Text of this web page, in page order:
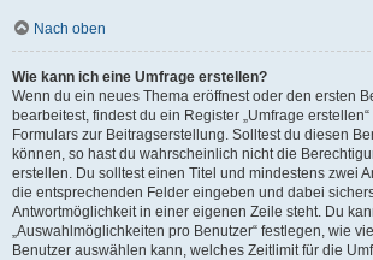
Nach oben
Wie kann ich eine Umfrage erstellen?
Wenn du ein neues Thema eröffnest oder den ersten
bearbeitest, findest du ein Register „Umfrage
Formulars zur Beitragserstellung. Solltest du diesen
können, so hast du wahrscheinlich nicht die
erstellen. Du solltest einen Titel und mindestens zwei
die entsprechenden Felder eingeben und dabei
Antwortmöglichkeit in einer eigenen Zeile steht. Du
„Auswahlmöglichkeiten pro Benutzer“ festlegen, wie
Benutzer auswählen kann, welches Zeitlimit für die